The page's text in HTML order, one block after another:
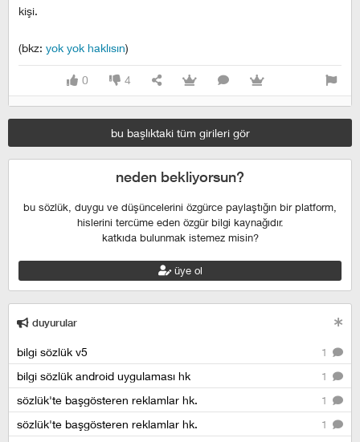
kişi.
(bkz: yok yok haklısın)
0 4
bu başlıktaki tüm girileri gör
neden bekliyorsun?
bu sözlük, duygu ve düşüncelerini özgürce paylaştığın bir platform,
hislerini tercüme eden özgür bilgi kaynağıdır.
katkıda bulunmak istemez misin?
üye ol
duyurular
1
bilgi sözlük v5
1
bilgi sözlük android uygulaması hk
1
sözlük'te başgösteren reklamlar hk.
1
sözlük'te başgösteren reklamlar hk.